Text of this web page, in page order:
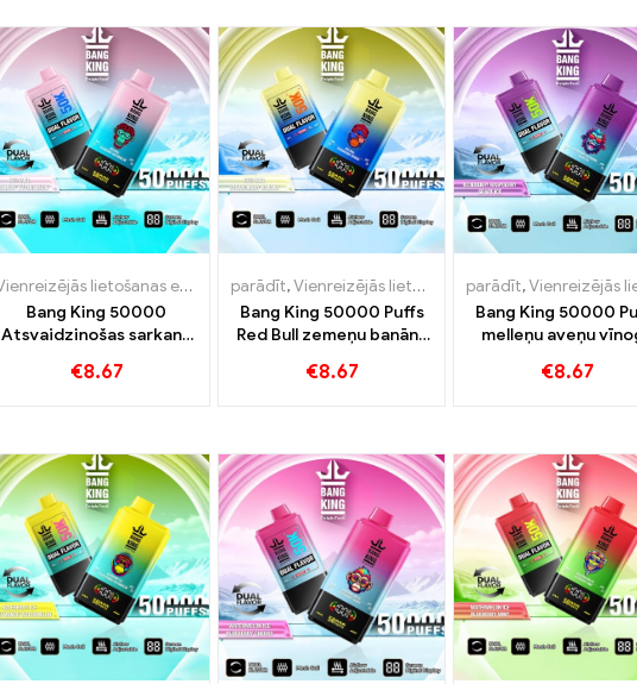
Vienreizējās lietošanas e-cigarete ar nikotīnu ,Vienreizējās lietošanas e-cigaretes,
Bang King 50000
Atsvaidzinošas sarkanā
gaume
€8.67
parādīt,Vienreizējās lietošanas e-cigarete ar nikotīnu
Bang King 50000 Puffs
Red Bull zemeņu banāns
€8.67
parādīt,Vienreizējās lietošanas e-cigarete ar
Bang King 50000
melleņu aveņu
€8.67